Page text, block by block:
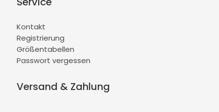
Kontakt
Registrierung
Größentabellen
Passwort vergessen
Versand & Zahlung